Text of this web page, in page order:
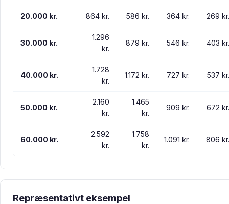
20.000 kr. 864 kr. 586 kr. 364 kr. 269 kr.
30.000 kr.
1.296
kr.
879 kr. 546 kr. 403 kr.
40.000 kr.
1.728
kr.
1.172 kr. 727 kr. 537 kr.
50.000 kr.
2.160
kr.
1.465
kr.
909 kr. 672 kr.
60.000 kr.
2.592
kr.
1.758
kr.
1.091 kr. 806 kr.
Repræsentativt eksempel